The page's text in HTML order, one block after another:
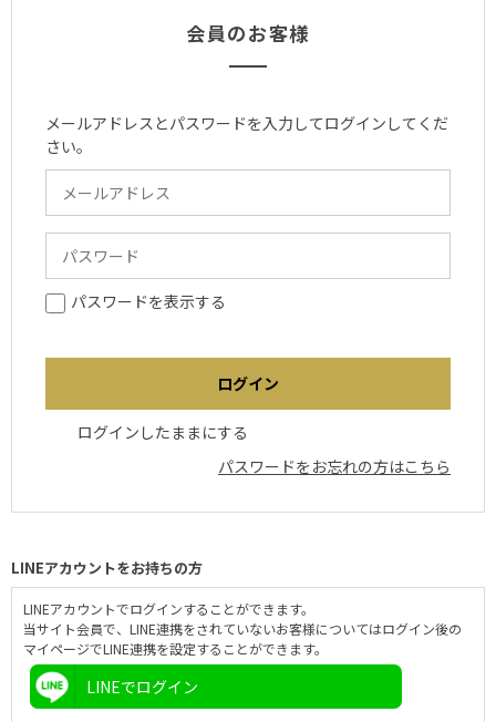
会員のお客様
メールアドレスとパスワードを入力してログインしてくだ
さい。
パスワードを表示する
ログインしたままにする
パスワードをお忘れの方はこちら
LINEアカウントをお持ちの方
LINEアカウントでログインすることができます。
当サイト会員で、LINE連携をされていないお客様についてはログイン後の
マイページでLINE連携を設定することができます。
LINEでログイン